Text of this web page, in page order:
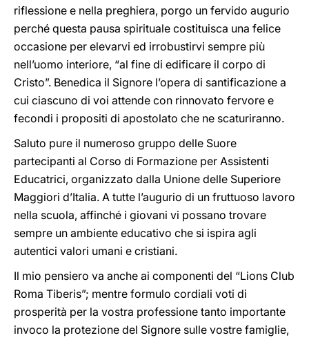
riflessione e nella preghiera, porgo un fervido augurio
perché questa pausa spirituale costituisca una felice
occasione per elevarvi ed irrobustirvi sempre più
nell’uomo interiore, “al fine di edificare il corpo di
Cristo”. Benedica il Signore l’opera di santificazione a
cui ciascuno di voi attende con rinnovato fervore e
fecondi i propositi di apostolato che ne scaturiranno.
Saluto pure il numeroso gruppo delle Suore
partecipanti al Corso di Formazione per Assistenti
Educatrici, organizzato dalla Unione delle Superiore
Maggiori d’Italia. A tutte l’augurio di un fruttuoso lavoro
nella scuola, affinché i giovani vi possano trovare
sempre un ambiente educativo che si ispira agli
autentici valori umani e cristiani.
Il mio pensiero va anche ai componenti del “Lions Club
Roma Tiberis”; mentre formulo cordiali voti di
prosperità per la vostra professione tanto importante
invoco la protezione del Signore sulle vostre famiglie,